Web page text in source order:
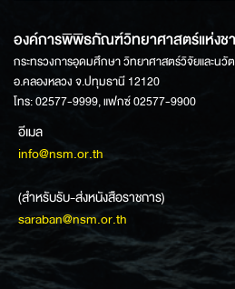
องค์การพิพิธภัณฑ์วิทยาศาสตร์แห่งช
กระทรวงการอุดมศึกษา วิทยาศาสตร์วิจัยและน
อ.คลองหลวง จ.ปทุมธานี 12120
โทร: 02577-9999, แฟกซ์ 02577-9900
อีเมล
info@nsm.or.th
(สำหรับรับ-ส่งหนังสือราชการ)
saraban@nsm.or.th